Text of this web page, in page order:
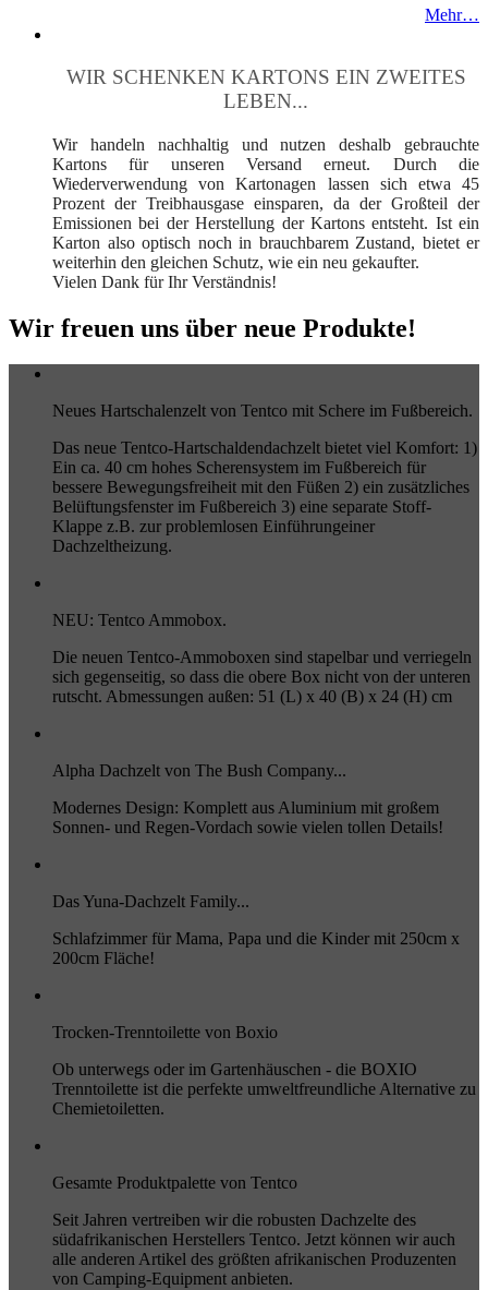
Mehr…
WIR SCHENKEN KARTONS EIN ZWEITES
LEBEN...
Wir handeln nachhaltig und nutzen deshalb gebrauchte
Kartons für unseren Versand erneut. Durch die
Wiederverwendung von Kartonagen lassen sich etwa 45
Prozent der Treibhausgase einsparen, da der Großteil der
Emissionen bei der Herstellung der Kartons entsteht. Ist ein
Karton also optisch noch in brauchbarem Zustand, bietet er
weiterhin den gleichen Schutz, wie ein neu gekaufter.
Vielen Dank für Ihr Verständnis!
Wir freuen uns über neue Produkte!
Neues Hartschalenzelt von Tentco mit Schere im Fußbereich.
Das neue Tentco-Hartschaldendachzelt bietet viel Komfort: 1)
Ein ca. 40 cm hohes Scherensystem im Fußbereich für
bessere Bewegungsfreiheit mit den Füßen 2) ein zusätzliches
Belüftungsfenster im Fußbereich 3) eine separate Stoff-
Klappe z.B. zur problemlosen Einführungeiner
Dachzeltheizung.
NEU: Tentco Ammobox.
Die neuen Tentco-Ammoboxen sind stapelbar und verriegeln
sich gegenseitig, so dass die obere Box nicht von der unteren
rutscht. Abmessungen außen: 51 (L) x 40 (B) x 24 (H) cm
Alpha Dachzelt von The Bush Company...
Modernes Design: Komplett aus Aluminium mit großem
Sonnen- und Regen-Vordach sowie vielen tollen Details!
Das Yuna-Dachzelt Family...
Schlafzimmer für Mama, Papa und die Kinder mit 250cm x
200cm Fläche!
Trocken-Trenntoilette von Boxio
Ob unterwegs oder im Gartenhäuschen - die BOXIO
Trenntoilette ist die perfekte umweltfreundliche Alternative zu
Chemietoiletten.
Gesamte Produktpalette von Tentco
Seit Jahren vertreiben wir die robusten Dachzelte des
südafrikanischen Herstellers Tentco. Jetzt können wir auch
alle anderen Artikel des größten afrikanischen Produzenten
von Camping-Equipment anbieten.